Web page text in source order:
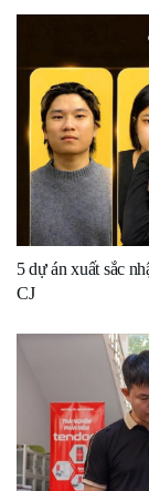
5 dự án xuất sắc
CJ